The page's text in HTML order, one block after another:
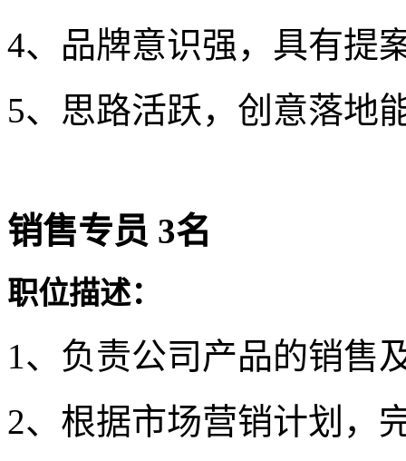
4、品牌意识强，具有提
5、思路活跃，创意落地
销售专员 3名
职位描述：
1、负责公司产品的销售
2、根据市场营销计划，